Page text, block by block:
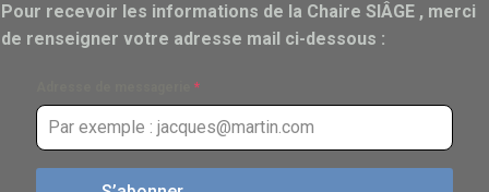
Pour recevoir les informations de la Chaire SIÂGE , merci
de renseigner votre adresse mail ci-dessous :
*